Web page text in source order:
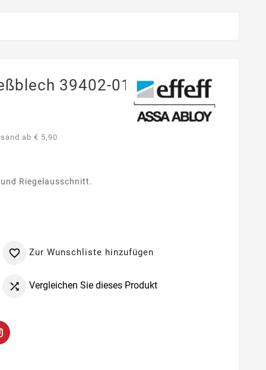
39402-01
ab € 5,90
Riegelausschnitt.
 Zur Wunschliste hinzufügen
 Vergleichen Sie dieses Produkt